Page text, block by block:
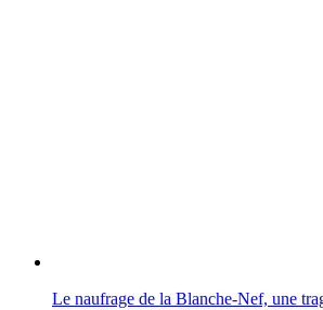
Le naufrage de la Blanche-Nef, une